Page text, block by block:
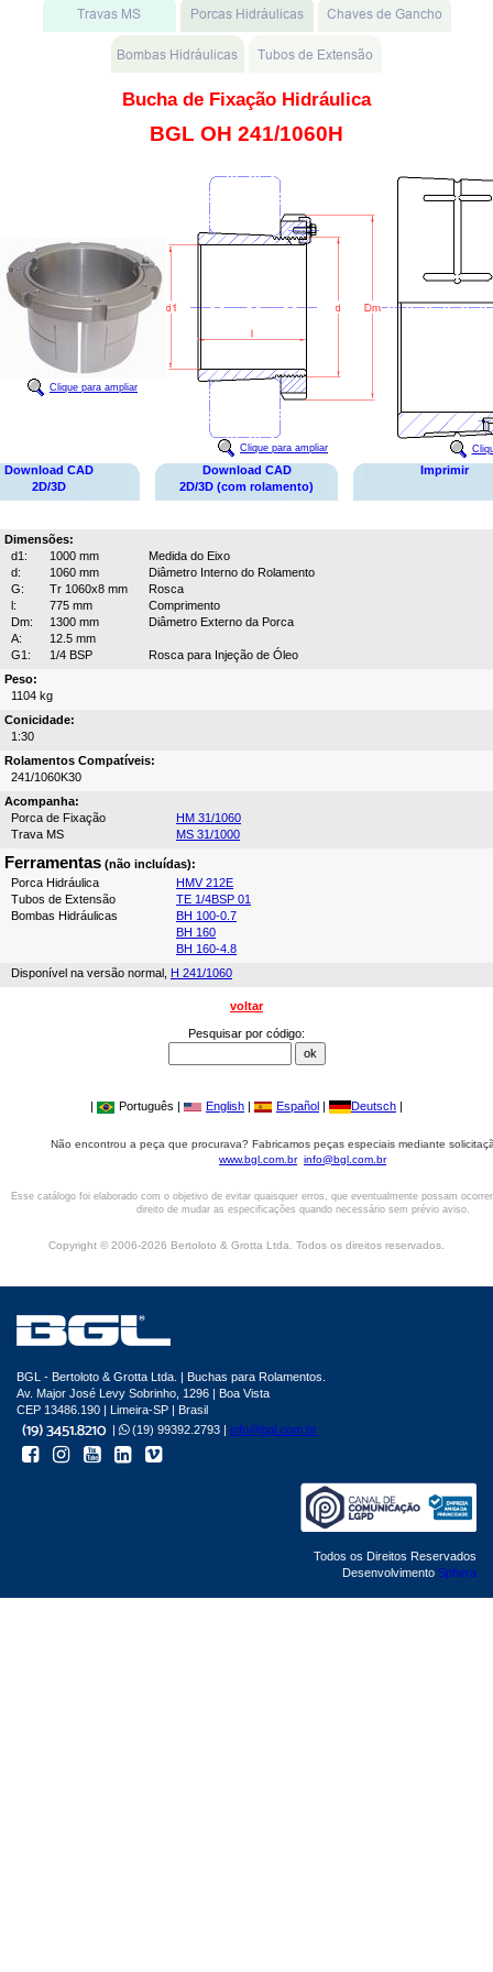
Bucha de Fixação Hidráulica
BGL OH 241/1060H
Clique para ampliar
Clique para ampliar
Download CAD
2D/3D
Download CAD
2D/3D (com rolamento)
Imprimir
Dimensões:
d1:
1000 mm
Medida do Eixo
d:
1060 mm
Diâmetro Interno do Rolamento
G:
Tr 1060x8 mm
Rosca
l:
775 mm
Comprimento
Dm:
1300 mm
Diâmetro Externo da Porca
A:
12.5 mm
G1:
1/4 BSP
Rosca para Injeção de Óleo
Peso:
1104 kg
Conicidade:
1:30
Rolamentos Compatíveis:
241/1060K30
Acompanha:
Porca de Fixação
HM 31/1060
Trava MS
MS 31/1000
Ferramentas (não incluídas):
Porca Hidráulica
HMV 212E
Tubos de Extensão
TE 1/4BSP 01
Bombas Hidráulicas
BH 100-0.7
BH 160
BH 160-4.8
Disponível na versão normal, H 241/1060
voltar
Pesquisar por código:
| Português | English | Español | Deutsch |
Não encontrou a peça que procurava? Fabricamos peças especiais mediante
www.bgl.com.br info@bgl.com.br
Esse catálogo foi elaborado com o objetivo de evitar quaisquer erros, que eventualmente possam
direito de mudar as especificações quando necessário sem prévio aviso.
Copyright © 2006-2026 Bertoloto & Grotta Ltda. Todos os direitos reservados.
BGL - Bertoloto & Grotta Ltda. | Buchas para Rolamentos.
Av. Major José Levy Sobrinho, 1296 | Boa Vista
CEP 13486.190 | Limeira-SP | Brasil
|
(19) 99392.2793 | info@bgl.com.br
Todos os Direitos Reservados
Desenvolvimento Sphera